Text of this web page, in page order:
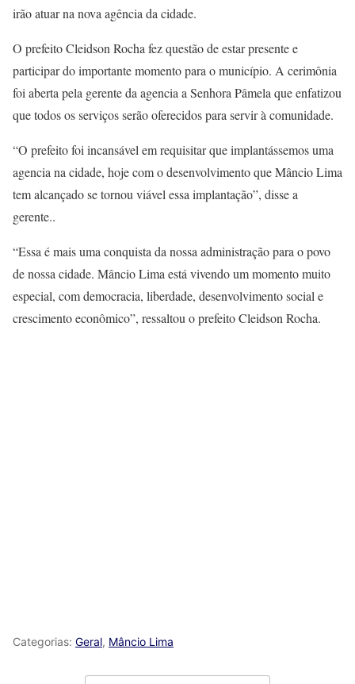
irão atuar na nova agência da cidade.
O prefeito Cleidson Rocha fez questão de estar presente e
participar do importante momento para o município. A cerimônia
foi aberta pela gerente da agencia a Senhora Pâmela que enfatizou
que todos os serviços serão oferecidos para servir à comunidade.
“O prefeito foi incansável em requisitar que implantássemos uma
agencia na cidade, hoje com o desenvolvimento que Mâncio Lima
tem alcançado se tornou viável essa implantação”, disse a
gerente..
“Essa é mais uma conquista da nossa administração para o povo
de nossa cidade. Mâncio Lima está vivendo um momento muito
especial, com democracia, liberdade, desenvolvimento social e
crescimento econômico”, ressaltou o prefeito Cleidson Rocha.
Categorias: Geral, Mâncio Lima